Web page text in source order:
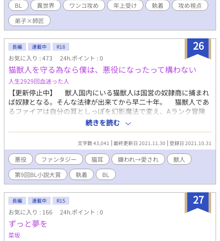
BL 異世界 ワンコ攻め 年上受け 執着
攻め視点
弟子×師匠
26
長編 連載中 R18
お気に入り : 473 24h.ポイント : 0
猫獣人を守る為なら僕は、悪役になったって構わない
人生2929回血迷った人
【更新停止中】 獣人国内にいる猫獣人は国営の奴隷商に捕まれ
ば奴隷となる。そんな法律が出来てから早二十年。 猫獣人であ
るファイアは自分の耳としっぽを幻影魔法で変え、Aランク冒険
者として街に溶け込んでいた。 ーー猫獣人差別主義者の狼獣人
として。 そんなファイアの住むオルナ街にグレイが来たのは約
二週間前のことだった。 グレイとは、冒険者として活動しなが
らも猫獣人を保護して回っている少し横暴だが慈悲があるイケメ
ン。と、いう噂の人物だったが、猫獣人を差別する奴らには容赦
がないようで、ファイアの噂を聞いた彼は僕のことを嫌ってい
る。 僕としてはそっちの方が都合がいいんだけどね。 それに
僕は好かれたいなんて思っていない。……思っちゃいけない。
僕は皆を守るんだから。守らなきゃいけないんだ。 皆を守る為
なら僕は、悪役になることだって厭わない。
続きを読む
文字数 43,041 最終更新日 2021.11.30 登録日 2021.10.31
悪役 ファンタジー 猫耳 嫌われ→愛され
獣人
第9回BL小説大賞
執着 BL
27
長編 連載中 R15
お気に入り : 166 24h.ポイント : 0
ずっと夢を
菜坂